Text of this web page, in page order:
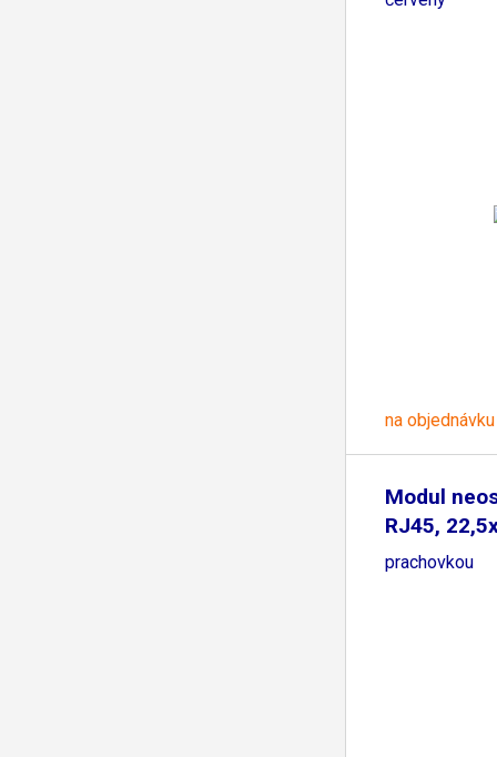
na objednávku
Modul
RJ45,
prachovkou